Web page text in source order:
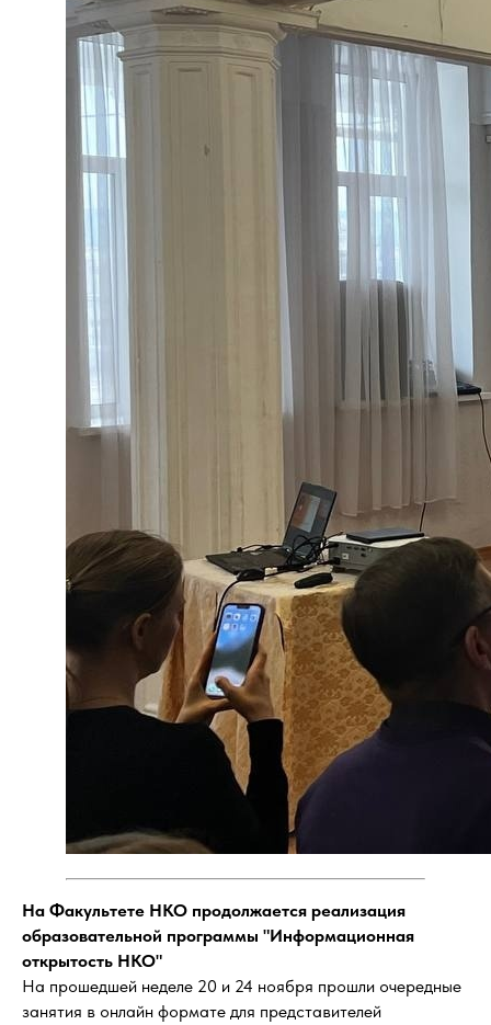
На Факультете НКО продолжается реализация
образовательной программы "Информационная
открытость НКО"
На прошедшей неделе 20 и 24 ноября прошли очередные
занятия в онлайн формате для представителей